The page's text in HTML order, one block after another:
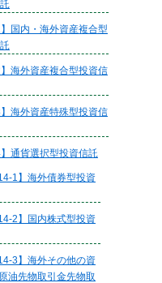
】国内・海外資産複合型
】海外資産複合型投資信
】海外資産特殊型投資信
】通貨選択型投資信託
14-1】海外債券型投資
14-2】国内株式型投資
14-3】海外その他の資
油先物取引金先物取